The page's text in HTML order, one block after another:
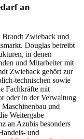
an
Brandt Zwieback und
Douglas betreibt
in denen
und Mitarbeiter mit
Zwieback gehört zur
technischen sowie
Fachkräfte mit
oder in der Verwaltung
und
Weitergabe
an Azubis besonders
und